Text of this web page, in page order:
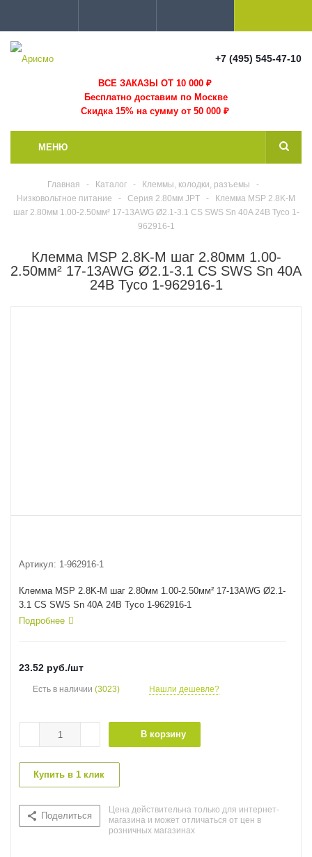
+7 (495) 545-47-10
ВСЕ ЗАКАЗЫ ОТ 10 000₽
Бесплатно доставим по Москве
Скидка 15% на сумму от 50 000 ₽
МЕНЮ
Главная - Каталог - Клеммы, колодки, разъемы
-
Низковольтное питание
- Серия 2.80мм JPT -
Клемма MSP 2.8K-M
шаг 2.80мм 1.00-2.50мм² 17-13AWG Ø2.1-3.1 CS SWS Sn 40A 24В Tyco 1-
962916-1
Клемма MSP 2.8K-M шаг 2.80мм 1.00-
2.50мм² 17-13AWG Ø2.1-3.1 CS SWS Sn 40A
24В Tyco 1-962916-1
Артикул: 1-962916-1
Клемма MSP 2.8K-M шаг 2.80мм 1.00-2.50мм² 17-13AWG Ø2.1-
3.1 CS SWS Sn 40A 24В Tyco 1-962916-1
Подробнее
23.52 руб./шт
Есть в наличии (3023) Нашли дешевле?
В корзину
Купить в 1 клик
Поделиться
Цена действительна только для интернет-
магазина и может отличаться от цен в
розничных магазинах